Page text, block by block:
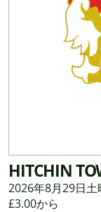
HITCHIN
2026年8月29日土
£3.00から